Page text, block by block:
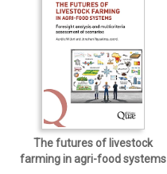
The futures of livestock
farming in agri-food systems